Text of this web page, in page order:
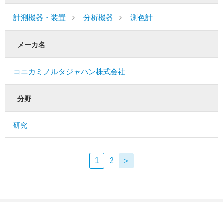
計測機器・装置 分析機器 測色計
メーカ名
コニカミノルタジャパン株式会社
分野
研究
1 2 ＞